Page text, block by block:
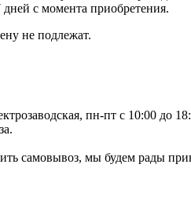
дней с момента приобретения.
не подлежат.
пн-пт с 10:00 до
самовывоз, мы будем рады